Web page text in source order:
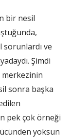
bir nesil
ve
Şimdi
sonra başka
pek çok örneği
yoksun